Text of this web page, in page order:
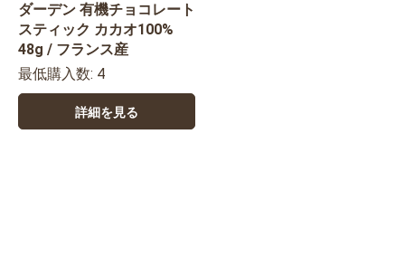
ダーデン 有機チョコレート
スティック カカオ100%
48g / フランス産
最低購入数: 4
詳細を見る